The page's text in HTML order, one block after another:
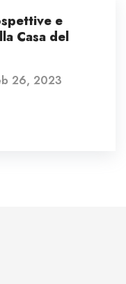
e
Casa del
26, 2023